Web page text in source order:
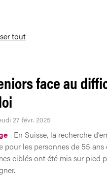
tout
face au
27 févr. 2025
En Suisse, la recherche
pour les personnes de 55 ans
ciblés ont été mis sur pied